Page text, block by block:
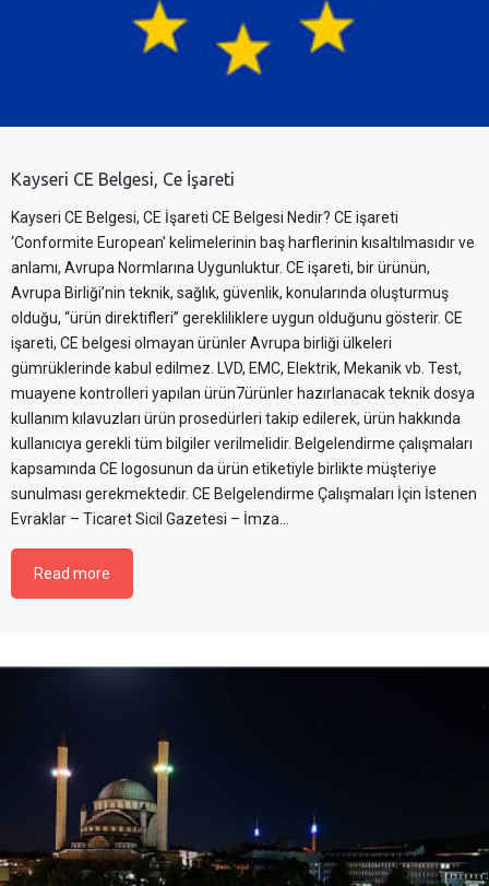
Kayseri CE Belgesi, Ce İşareti
Kayseri CE Belgesi, CE İşareti CE Belgesi Nedir? CE işareti
‘Conformite European’ kelimelerinin baş harflerinin kısaltılmasıdır ve
anlamı, Avrupa Normlarına Uygunluktur. CE işareti, bir ürünün,
Avrupa Birliği’nin teknik, sağlık, güvenlik, konularında oluşturmuş
olduğu, “ürün direktifleri” gerekliliklere uygun olduğunu gösterir. CE
işareti, CE belgesi olmayan ürünler Avrupa birliği ülkeleri
gümrüklerinde kabul edilmez. LVD, EMC, Elektrik, Mekanik vb. Test,
muayene kontrolleri yapılan ürün7ürünler hazırlanacak teknik dosya
kullanım kılavuzları ürün prosedürleri takip edilerek, ürün hakkında
kullanıcıya gerekli tüm bilgiler verilmelidir. Belgelendirme çalışmaları
kapsamında CE logosunun da ürün etiketiyle birlikte müşteriye
sunulması gerekmektedir. CE Belgelendirme Çalışmaları İçin İstenen
Evraklar – Ticaret Sicil Gazetesi – İmza...
Read more